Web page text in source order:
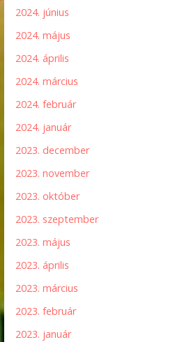
2024. június
2024. május
2024. április
2024. március
2024. február
2024. január
2023. december
2023. november
2023. október
2023. szeptember
2023. május
2023. április
2023. március
2023. február
2023. január